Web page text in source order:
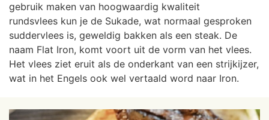
gebruik maken van hoogwaardig kwaliteit
rundsvlees kun je de Sukade, wat normaal gesproken
suddervlees is, geweldig bakken als een steak. De
naam Flat Iron, komt voort uit de vorm van het vlees.
Het vlees ziet eruit als de onderkant van een strijkijzer,
wat in het Engels ook wel vertaald word naar Iron.